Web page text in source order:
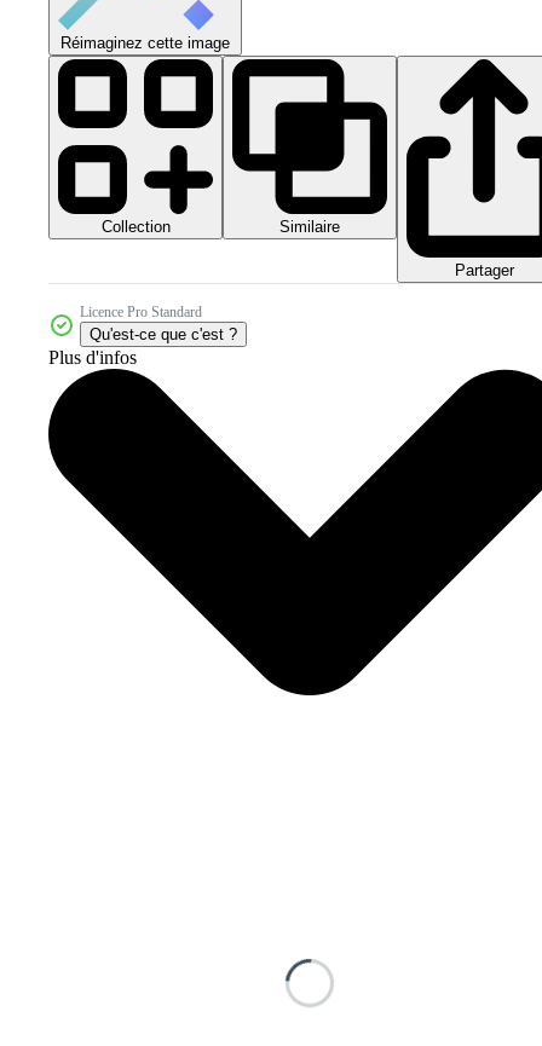
Réimaginez cette image
Collection Similaire
Partager
Licence Pro Standard
Qu'est-ce que c'est ?
Plus d'infos